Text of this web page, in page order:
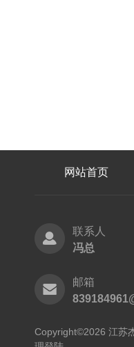
网站首页
联系人
冯总
邮箱
Copyright©2026 江苏